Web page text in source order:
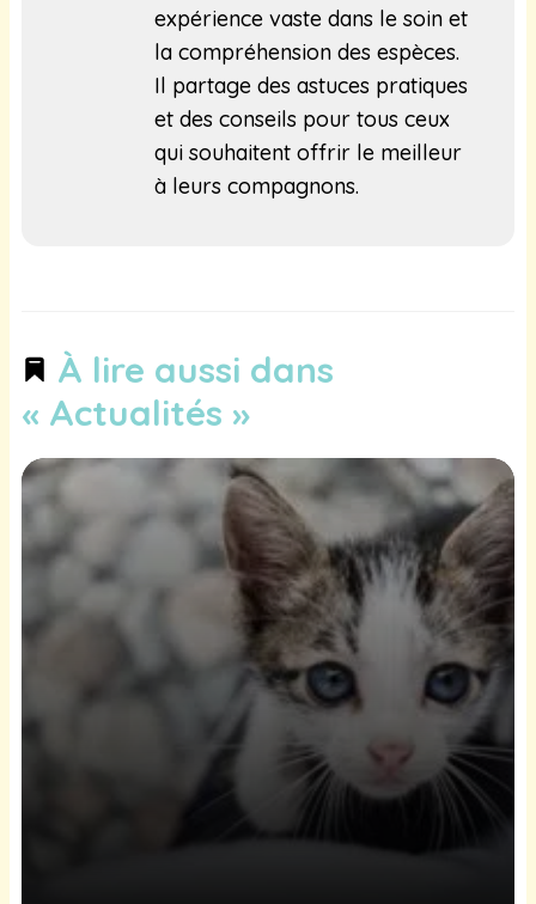
expérience vaste dans le soin et
la compréhension des espèces.
Il partage des astuces pratiques
et des conseils pour tous ceux
qui souhaitent offrir le meilleur
à leurs compagnons.
À lire aussi dans
« Actualités »